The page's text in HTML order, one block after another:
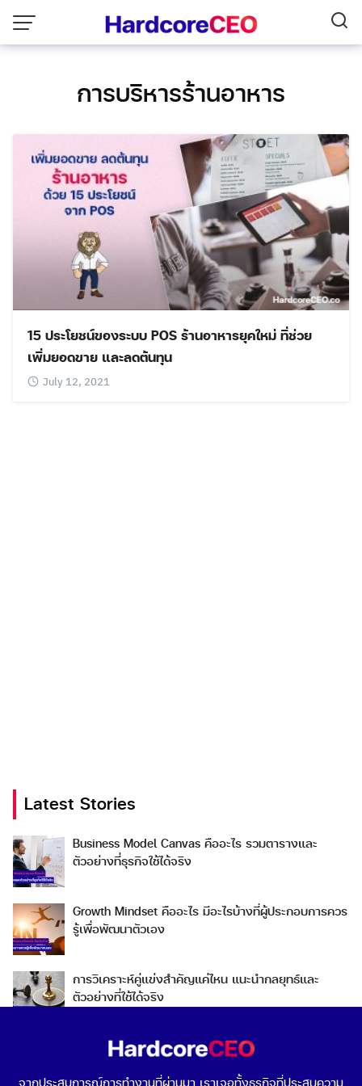
content
Search
for:
Search
การบริหารร้านอาหาร
15 ประโยชน์ของระบบ POS ร้านอาหารยุคใหม่ ที่ช่วย
เพิ่มยอดขาย และลดต้นทุน
July 12, 2021
Latest Stories
Business Model Canvas คืออะไร รวมตารางและ
ตัวอย่างที่ธุรกิจใช้ได้จริง
Growth Mindset คืออะไร มีอะไรบ้างที่ผู้ประกอบการควร
รู้เพื่อพัฒนาตัวเอง
การวิเคราะห์คู่แข่งสำคัญแค่ไหน แนะนำกลยุทธ์และ
ตัวอย่างที่ใช้ได้จริง
Go To Market คืออะไร เลือกกลยุทธ์การเข้าสู่ตลาดต่าง